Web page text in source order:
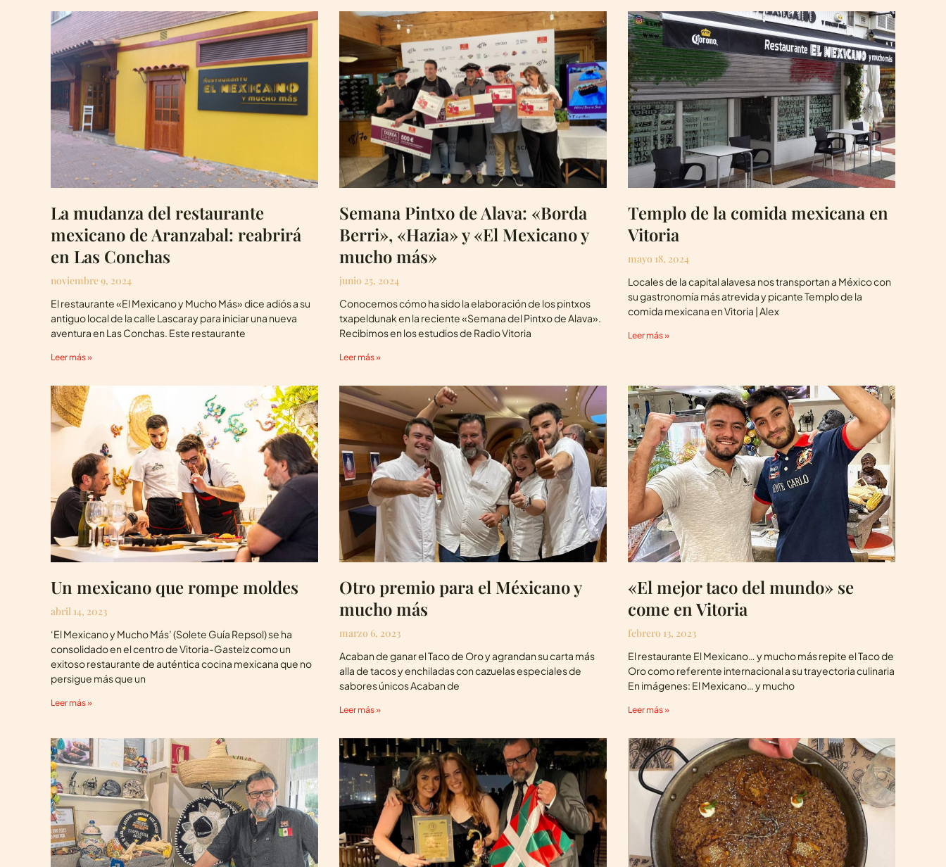
La mudanza del restaurante
mexicano de Aranzabal: reabrirá
en Las Conchas
noviembre 9, 2024
El restaurante «El Mexicano y Mucho Más» dice adiós a su
antiguo local de la calle Lascaray para iniciar una nueva
aventura en Las Conchas. Este restaurante
Leer más »
Semana Pintxo de Alava: «Borda
Berri», «Hazia» y «El Mexicano y
mucho más»
junio 25, 2024
Conocemos cómo ha sido la elaboración de los pintxos
txapeldunak en la reciente «Semana del Pintxo de Alava».
Recibimos en los estudios de Radio Vitoria
Leer más »
Templo de la comida mexicana en
Vitoria
mayo 18, 2024
Locales de la capital alavesa nos transportan a México con
su gastronomía más atrevida y picante Templo de la
comida mexicana en Vitoria | Alex
Leer más »
Un mexicano que rompe moldes
abril 14, 2023
‘El Mexicano y Mucho Más’ (Solete Guía Repsol) se ha
consolidado en el centro de Vitoria-Gasteiz como un
exitoso restaurante de auténtica cocina mexicana que no
persigue más que un
Leer más »
Otro premio para el Méxicano y
mucho más
marzo 6, 2023
Acaban de ganar el Taco de Oro y agrandan su carta más
alla de tacos y enchiladas con cazuelas especiales de
sabores únicos Acaban de
Leer más »
«El mejor taco del mundo» se
come en Vitoria
febrero 13, 2023
El restaurante El Mexicano… y mucho más repite el Taco de
Oro como referente internacional a su trayectoria culinaria
En imágenes: El Mexicano… y mucho
Leer más »